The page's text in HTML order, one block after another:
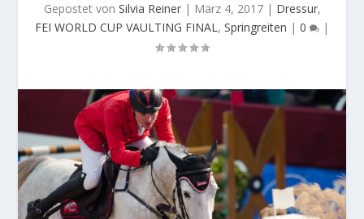
Gepostet von Silvia Reiner| März 4, 2017| Dressur,
FEI WORLD CUP VAULTING FINAL, Springreiten | 0 |